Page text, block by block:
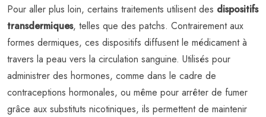
Pour aller plus loin, certains traitements utilisent des dispositifs
transdermiques, telles que des patchs. Contrairement aux
formes dermiques, ces dispositifs diffusent le médicament à
travers la peau vers la circulation sanguine. Utilisés pour
administrer des hormones, comme dans le cadre de
contraceptions hormonales, ou même pour arrêter de fumer
grâce aux substituts nicotiniques, ils permettent de maintenir